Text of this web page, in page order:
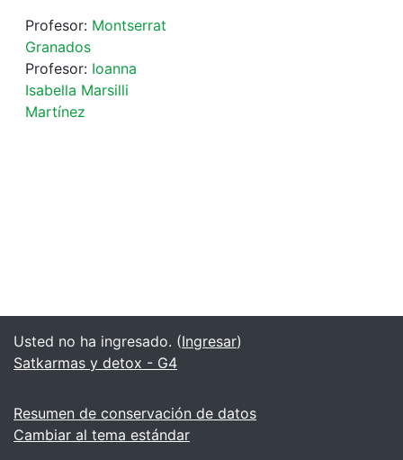
Profesor: Montserrat
Granados
Profesor: Ioanna
Isabella Marsilli
Martínez
Usted no ha ingresado. (Ingresar)
Satkarmas y detox - G4
Resumen de conservación de datos
Cambiar al tema estándar